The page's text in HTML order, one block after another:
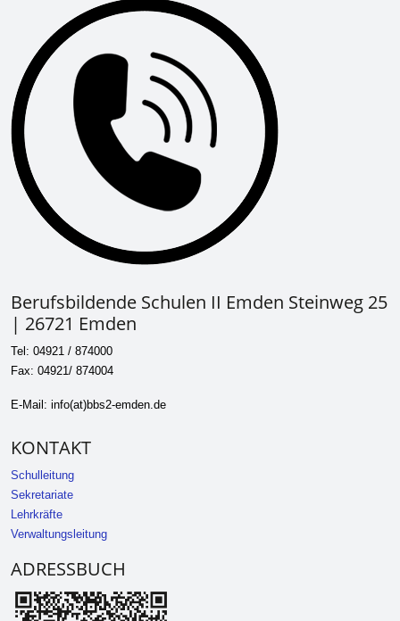
Berufsbildende Schulen II Emden Steinweg 25
| 26721 Emden
Tel: 04921 / 874000
Fax: 04921/ 874004
E-Mail: info(at)bbs2-emden.de
KONTAKT
Schulleitung
Sekretariate
Lehrkräfte
Verwaltungsleitung
ADRESSBUCH